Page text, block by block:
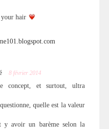
hair
8 février 2014
concept, et surtout, ultra
quelle est la valeur
y avoir un barème selon la